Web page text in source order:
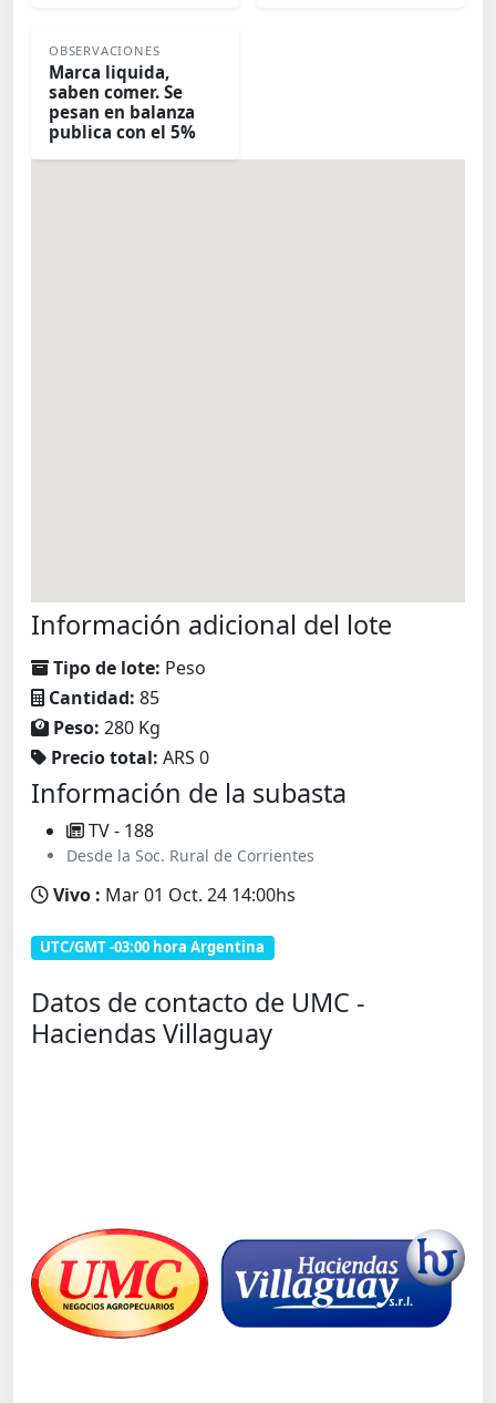
OBSERVACIONES
Marca liquida,
saben comer. Se
pesan en balanza
publica con el 5%
Información adicional del lote
Tipo de lote: Peso
Cantidad: 85
Peso: 280 Kg
Precio total: ARS 0
Información de la subasta
TV - 188
Desde la Soc. Rural de Corrientes
Vivo : Mar 01 Oct. 24 14:00hs
UTC/GMT -03:00 hora Argentina
Datos de contacto de UMC -
Haciendas Villaguay